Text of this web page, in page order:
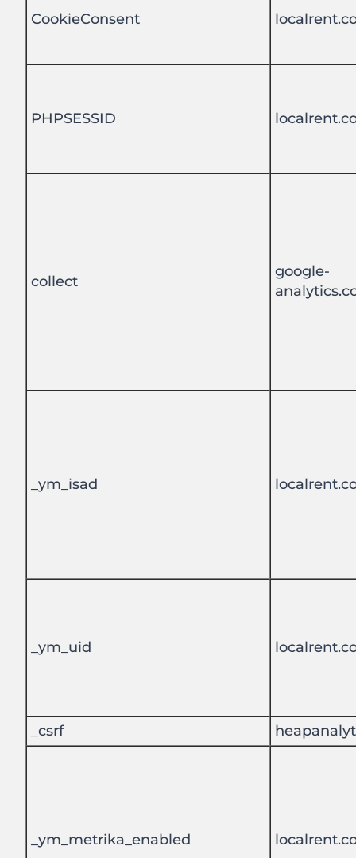
CookieConsent
PHPSESSID
collect
google-
_ym_isad
_ym_uid
_csrf
_ym_metrika_enabled